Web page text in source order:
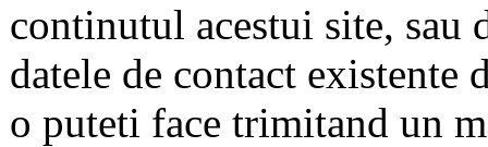
continutul acestui site, sau
datele de contact existente
o puteti face trimitand un